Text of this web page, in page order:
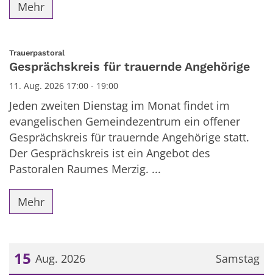
Mehr
Trauerpastoral:
Gesprächskreis für trauernde Angehörige
11. Aug. 2026 17:00 - 19:00
Jeden zweiten Dienstag im Monat findet im
evangelischen Gemeindezentrum ein offener
Gesprächskreis für trauernde Angehörige statt.
Der Gesprächskreis ist ein Angebot des
Pastoralen Raumes Merzig. ...
Mehr
Samstag
15 Aug. 2026